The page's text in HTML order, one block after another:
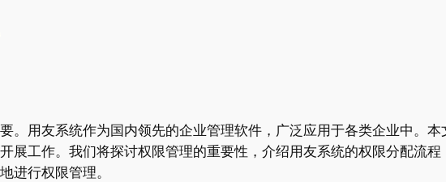
。用友系统作为国内领先的企业管理软件，广泛应用于各类企业中。
展工作。我们将探讨权限管理的重要性，介绍用友系统的权限分配流
进行权限管理。